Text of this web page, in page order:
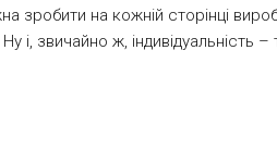
на кожній сторінці
і, звичайно ж, індивідуальність